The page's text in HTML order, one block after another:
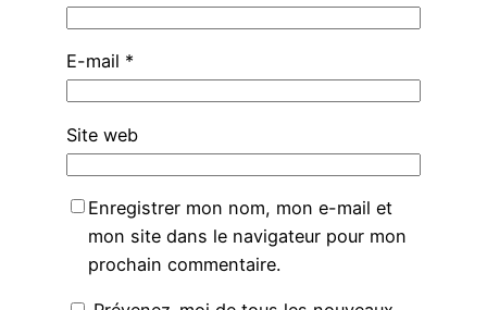
E-mail *
Site web
Enregistrer mon nom, mon e-mail et
mon site dans le navigateur pour mon
prochain commentaire.